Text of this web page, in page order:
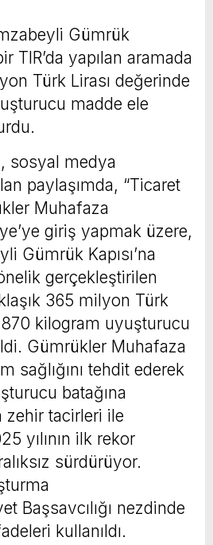
Gümrük
TIR’da yapılan aramada
Türk Lirası değerinde
madde ele
sosyal medya
paylaşımda, “Ticaret
Muhafaza
giriş yapmak üzere,
Gümrük Kapısı’na
gerçekleştirilen
365 milyon Türk
870 kilogram uyuşturucu
Gümrükler Muhafaza
sağlığını tehdit ederek
batağına
zehir tacirleri ile
yılının ilk rekor
sürdürüyor.
Başsavcılığı nezdinde
kullanıldı.